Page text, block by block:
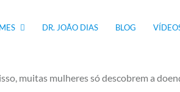
DR. JOÃO DIAS BLOG
endometriose e mulheres com
muitas mulheres só descobrem a